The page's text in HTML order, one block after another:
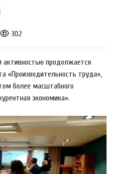
302
активностью продолжается
«Производительность труда»,
более масштабного
экономика».